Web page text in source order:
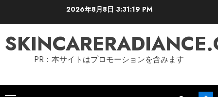
2026年8月8日 3:31:20 PM
PR：本サイトはプロモーションを含みます